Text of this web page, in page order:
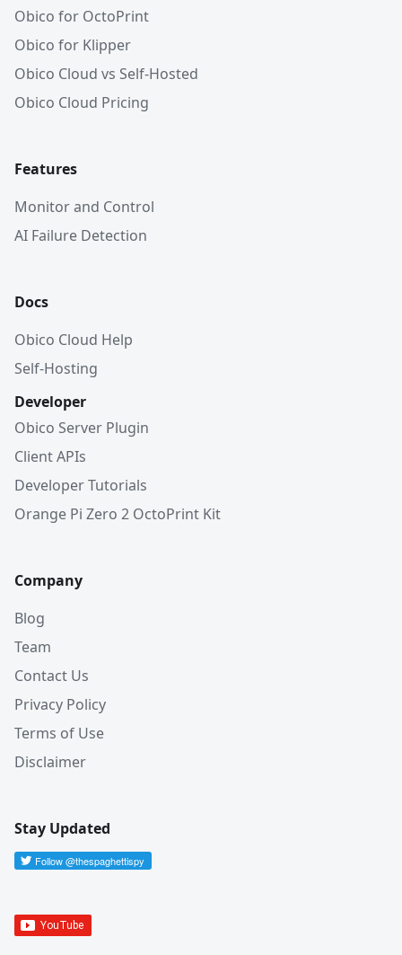
Obico for OctoPrint
Obico for Klipper
Obico Cloud vs Self-Hosted
Obico Cloud Pricing
Features
Monitor and Control
AI Failure Detection
Docs
Obico Cloud Help
Self-Hosting
Developer
Obico Server Plugin
Client APIs
Developer Tutorials
Orange Pi Zero 2 OctoPrint Kit
Company
Blog
Team
Contact Us
Privacy Policy
Terms of Use
Disclaimer
Stay Updated